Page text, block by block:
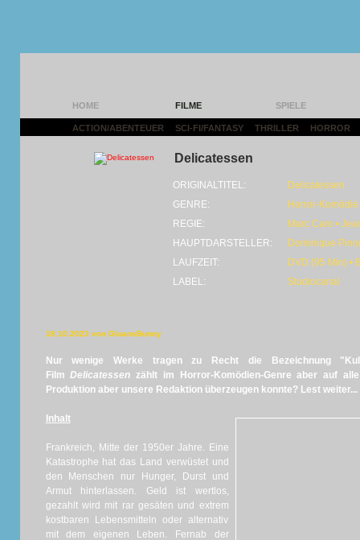
HOME FILME SPIELE
ACTION/ABENTEUER SCI-FI/FANTASY THRILLER HORROR
Delicatessen
ORIGINALTITEL:
Delicatessen
GENRE:
Horror-Komödie
REGIE:
Marc Caro •
HAUPTDARSTELLER:
Dominique
LAUFZEIT:
DVD (95 Min) •
LABEL:
Studiocanal
18.10.2023 von GloansBunny
Nur wenige Werke tragen zu Recht die Bezeichnung
FilmDelicatessen zählt im Horror-Komödien-Genre aber auf
Produktion aber unsere Redaktion überzeugen konnte? Lest weiter...
Inhalt
Frankreich, Mitte der 1950er Jahre. Eine
Katastrophe hat das Land verwüstet und
den Menschen nur Hunger, Durst und
Armut hinterlassen. Geld ist wertlos,
gezahlt wird mit rar gesäten und extrem
kostbaren Lebensmitteln oder alternativ
mit dem eigenen Leben. Fernab der